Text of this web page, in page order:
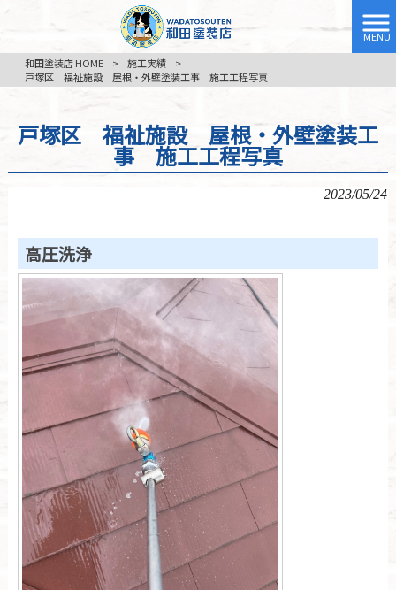
MENU
和田塗装店 HOME
> 施工実績
>
戸塚区 福祉施設 屋根・外壁塗装工事 施工工程写真
戸塚区 福祉施設 屋根・外壁塗装工
事 施工工程写真
2023/05/24
高圧洗浄